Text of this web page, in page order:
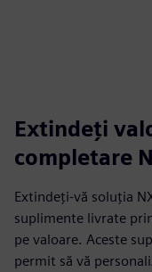
Extindeți
completare
Extindeți-vă soluția
suplimente livrate
pe valoare. Aceste
permit să vă